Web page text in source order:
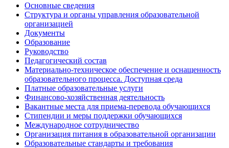
Основные сведения
Структура и органы управления образовательной
организацией
Документы
Образование
Руководство
Педагогический состав
Материально-техническое обеспечение и оснащенность
образовательного процесса. Доступная среда
Платные образовательные услуги
Финансово-хозяйственная деятельность
Вакантные места для приема-перевода обучающихся
Стипендии и меры поддержки обучающихся
Международное сотрудничество
Организация питания в образовательной организации
Образовательные стандарты и требования